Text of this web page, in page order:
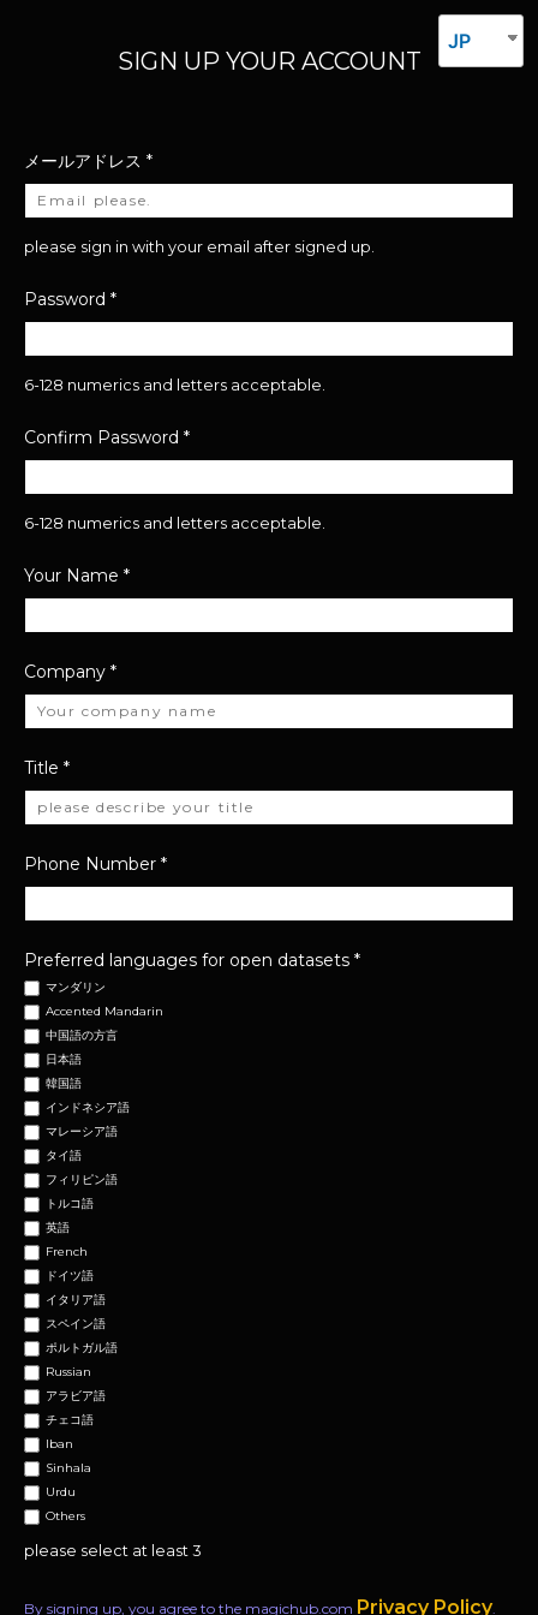
JP
SIGN UP YOUR ACCOUNT
メールアドレス *
please sign in with your email after signed up.
Password *
6-128 numerics and letters acceptable.
Confirm Password *
6-128 numerics and letters acceptable.
Your Name *
Company *
Title *
Phone Number *
Preferred languages for open datasets *
マンダリン
Accented Mandarin
中国語の方言
日本語
韓国語
インドネシア語
マレーシア語
タイ語
フィリピン語
トルコ語
英語
French
ドイツ語
イタリア語
スペイン語
ポルトガル語
Russian
アラビア語
チェコ語
Iban
Sinhala
Urdu
Others
please select at least 3
By signing up, you agree to the magichub.com Privacy Policy.